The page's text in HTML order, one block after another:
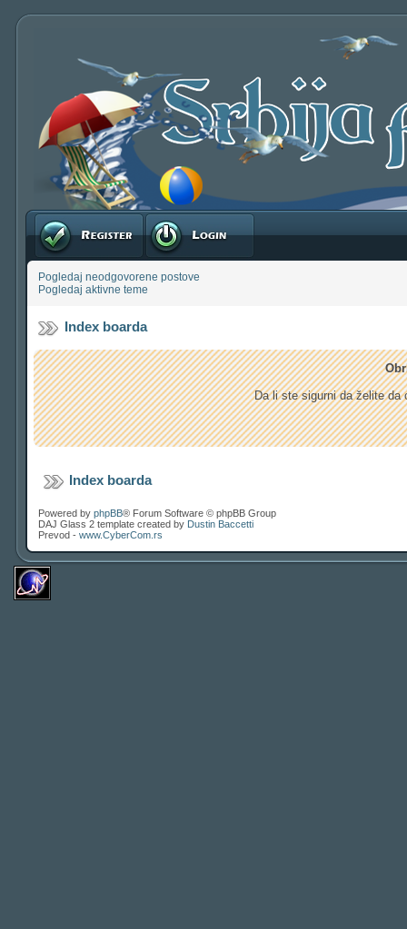
Registruj se Prijavite se
Pogledaj neodgovorene postove
Pogledaj aktivne teme
Index boarda
Da li ste sigurni da želite da
Index boarda
Powered by phpBB® Forum Software © phpBB Group
DAJ Glass 2 template created by Dustin Baccetti
Prevod - www.CyberCom.rs